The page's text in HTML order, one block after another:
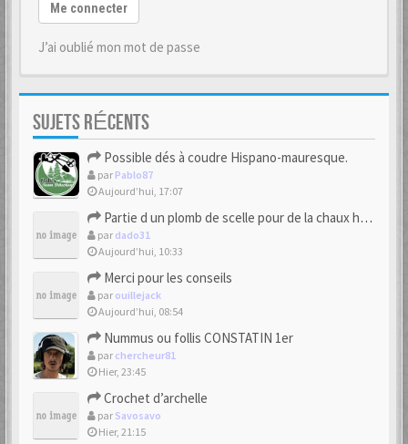
Me connecter
J’ai oublié mon mot de passe
SUJETS RÉCENTS
Possible dés à coudre Hispano-mauresque.
par Pablo87
Aujourd’hui, 17:07
Partie d un plomb de scelle pour de la chaux hydraulique
par dado31
Aujourd’hui, 10:33
Merci pour les conseils
par ouillejack
Aujourd’hui, 08:54
Nummus ou follis CONSTATIN 1er
par chercheur81
Hier, 23:45
Crochet d’archelle
par Savosavo
Hier, 21:15